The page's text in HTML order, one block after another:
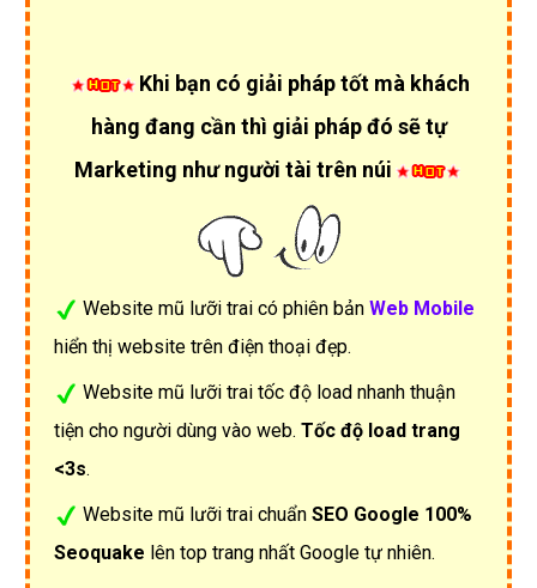
Khi bạn có giải pháp tốt mà khách
hàng đang cần thì giải pháp đó sẽ tự
Marketing như người tài trên núi
Website mũ lưỡi trai có phiên bản Web Mobile
hiển thị website trên điện thoại đẹp.
Website mũ lưỡi trai tốc độ load nhanh thuận
tiện cho người dùng vào web. Tốc độ load trang
<3s.
Website mũ lưỡi trai chuẩn SEO Google 100%
Seoquake lên top trang nhất Google tự nhiên.